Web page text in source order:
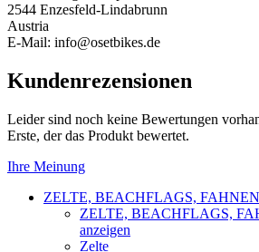
2544 Enzesfeld-Lindabrunn
Austria
E-Mail: info@osetbikes.de
Kundenrezensionen
Leider sind noch keine Bewertungen
Erste, der das Produkt bewertet.
Ihre Meinung
ZELTE, BEACHFLAGS,
ZELTE, BEACHFLAGS,
anzeigen
Zelte